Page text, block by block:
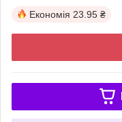
Економія 23.95 ₴